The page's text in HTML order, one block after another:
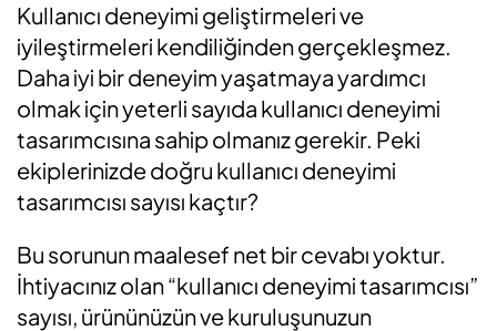
Kullanıcı deneyimi geliştirmeleri ve
iyileştirmeleri kendiliğinden gerçekleşmez.
Daha iyi bir deneyim yaşatmaya yardımcı
olmak için yeterli sayıda kullanıcı deneyimi
tasarımcısına sahip olmanız gerekir. Peki
ekiplerinizde doğru kullanıcı deneyimi
tasarımcısı sayısı kaçtır?
Bu sorunun maalesef net bir cevabı yoktur.
İhtiyacınız olan “kullanıcı deneyimi tasarımcısı”
sayısı, ürününüzün ve kuruluşunuzun